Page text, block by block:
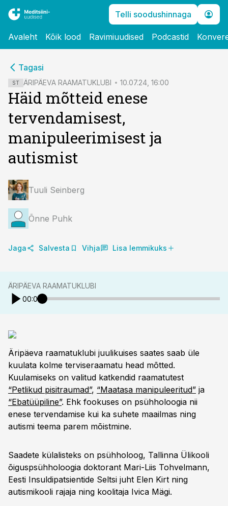
Telli soodushinnaga
Avaleht Kõik lood Ravimiuudised Podcastid
Tagasi
ST ÄRIPÄEVA RAAMATUKLUBI 10.07.24, 16:00
Häid mõtteid enese
tervendamisest,
manipuleerimisest ja
autismist
Tuuli Seinberg
Õnne Puhk
Jaga Salvesta Vihja Lisa lemmikuks
ÄRIPÄEVA RAAMATUKLUBI
00:00
Äripäeva raamatuklubi juulikuises saates saab üle
kuulata kolme terviseraamatu head mõtted.
Kuulamiseks on valitud katkendid raamatutest
“Petlikud pisitraumad”, “Maatasa manipuleeritud” ja
“Ebatüüpiline”. Ehk fookuses on psühholoogia nii
enese tervendamise kui ka suhete maailmas ning
autismi teema parem mõistmine.
Saadete külalisteks on psühholoog, Tallinna Ülikooli
õiguspsühholoogia doktorant Mari-Liis Tohvelmann,
Eesti Insuldipatsientide Seltsi juht Elen Kirt ning
autismikooli rajaja ning koolitaja Ivica Mägi.